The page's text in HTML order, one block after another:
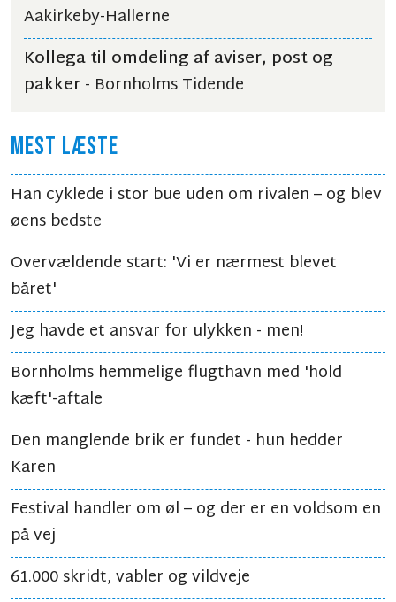
Aakirkeby-Hallerne
Kollega til omdeling af aviser, post og
pakker- Bornholms Tidende
MEST LÆSTE
Han cyklede i stor bue uden om rivalen – og blev
øens bedste
Overvældende start: 'Vi er nærmest blevet
båret'
Jeg havde et ansvar for ulykken - men!
Bornholms hemmelige flugthavn med 'hold
kæft'-aftale
Den manglende brik er fundet - hun hedder
Karen
Festival handler om øl – og der er en voldsom en
på vej
61.000 skridt, vabler og vildveje